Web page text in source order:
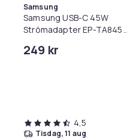
S23+/Ultra, S24+/
Samsung
Samsung USB-C 45W
Strömadapter EP-TA845
249 kr
4,5
tisdag, 11 aug